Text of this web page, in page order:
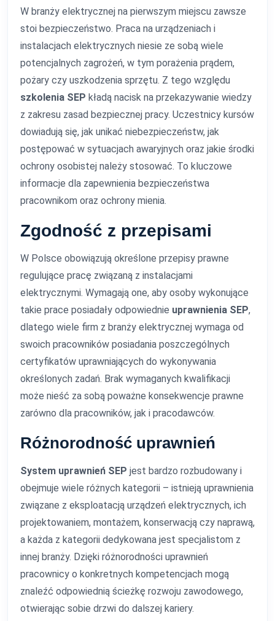
W branży elektrycznej na pierwszym miejscu zawsze
stoi bezpieczeństwo. Praca na urządzeniach i
instalacjach elektrycznych niesie ze sobą wiele
potencjalnych zagrożeń, w tym porażenia prądem,
pożary czy uszkodzenia sprzętu. Z tego względu
szkolenia SEP kładą nacisk na przekazywanie wiedzy
z zakresu zasad bezpiecznej pracy. Uczestnicy kursów
dowiadują się, jak unikać niebezpieczeństw, jak
postępować w sytuacjach awaryjnych oraz jakie środki
ochrony osobistej należy stosować. To kluczowe
informacje dla zapewnienia bezpieczeństwa
pracownikom oraz ochrony mienia.
Zgodność z przepisami
W Polsce obowiązują określone przepisy prawne
regulujące pracę związaną z instalacjami
elektrycznymi. Wymagają one, aby osoby wykonujące
takie prace posiadały odpowiednie uprawnienia SEP,
dlatego wiele firm z branży elektrycznej wymaga od
swoich pracowników posiadania poszczególnych
certyfikatów uprawniających do wykonywania
określonych zadań. Brak wymaganych kwalifikacji
może nieść za sobą poważne konsekwencje prawne
zarówno dla pracowników, jak i pracodawców.
Różnorodność uprawnień
System uprawnień SEP jest bardzo rozbudowany i
obejmuje wiele różnych kategorii – istnieją uprawnienia
związane z eksploatacją urządzeń elektrycznych, ich
projektowaniem, montażem, konserwacją czy naprawą,
a każda z kategorii dedykowana jest specjalistom z
innej branży. Dzięki różnorodności uprawnień
pracownicy o konkretnych kompetencjach mogą
znaleźć odpowiednią ścieżkę rozwoju zawodowego,
otwierając sobie drzwi do dalszej kariery.